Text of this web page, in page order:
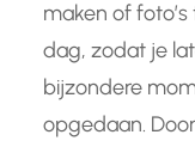
maken of
dag, zodat je
bijzondere
opgedaan.